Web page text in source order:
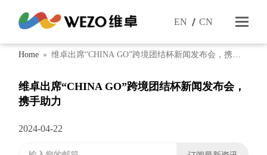
EN CN
Home » 维卓出席“CHINA GO”跨境团结杯新闻发布会，携手
维卓出席“CHINA GO”跨境团结杯新闻发布会，
携手助力
2024-04-22